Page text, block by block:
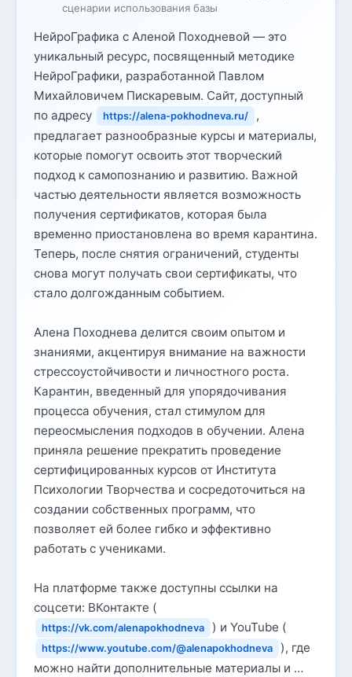
сценарии использования базы
НейроГрафика с Аленой Походневой — это
уникальный ресурс, посвященный методике
НейроГрафики, разработанной Павлом
Михайловичем Пискаревым. Сайт, доступный
по адресу
https://alena-pokhodneva.ru/
,
предлагает разнообразные курсы и материалы,
которые помогут освоить этот творческий
подход к самопознанию и развитию. Важной
частью деятельности является возможность
получения сертификатов, которая была
временно приостановлена во время карантина.
Теперь, после снятия ограничений, студенты
снова могут получать свои сертификаты, что
стало долгожданным событием.
Алена Походнева делится своим опытом и
знаниями, акцентируя внимание на важности
стрессоустойчивости и личностного роста.
Карантин, введенный для упорядочивания
процесса обучения, стал стимулом для
переосмысления подходов в обучении. Алена
приняла решение прекратить проведение
сертифицированных курсов от Института
Психологии Творчества и сосредоточиться на
создании собственных программ, что
позволяет ей более гибко и эффективно
работать с учениками.
На платформе также доступны ссылки на
соцсети: ВКонтакте (
https://vk.com/alenapokhodneva ) и YouTube (
https://www.youtube.com/@alenapokhodneva
), где
можно найти дополнительные материалы и …